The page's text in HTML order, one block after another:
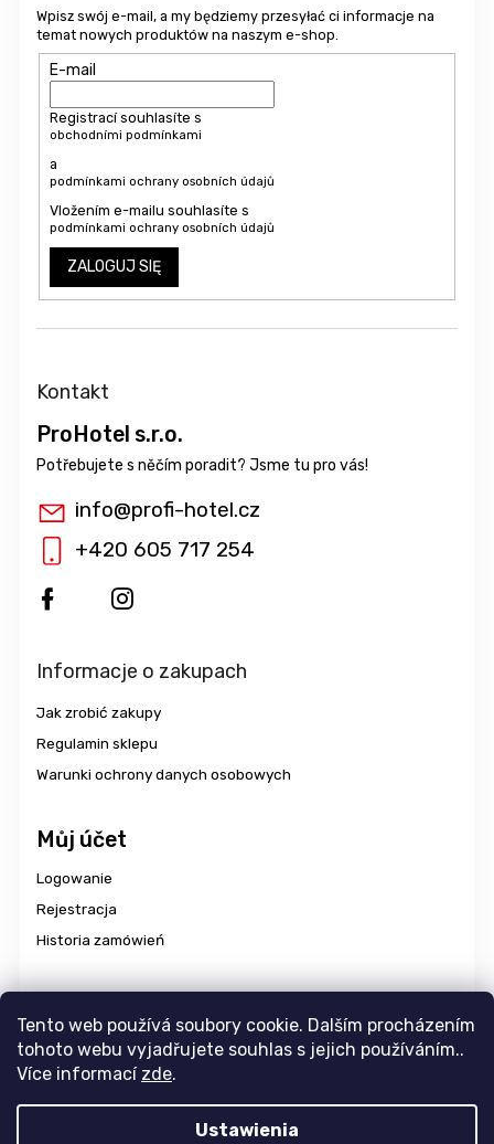
Tento web používá soubory cookie. Dalším procházením
tohoto webu vyjadřujete souhlas s jejich používáním..
Více informací zde.
Ustawienia
Wpisz swój e-mail, a my będziemy przesyłać ci informacje na
temat nowych produktów na naszym e-shop.
E-mail
Registrací souhlasíte s
obchodními podmínkami
a
podmínkami ochrany osobních údajů
Vložením e-mailu souhlasíte s
podmínkami ochrany osobních údajů
ZALOGUJ SIĘ
Kontakt
ProHotel s.r.o.
info@profi-hotel.cz
+420 605 717 254
Informacje o zakupach
Jak zrobić zakupy
Regulamin sklepu
Warunki ochrony danych osobowych
Můj účet
Logowanie
Rejestracja
Historia zamówień
Edytuj ustawienia plików cookie